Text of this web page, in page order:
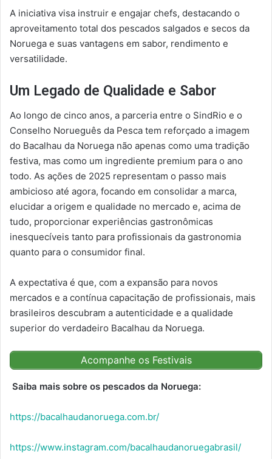
A iniciativa visa instruir e engajar chefs, destacando o
aproveitamento total dos pescados salgados e secos da
Noruega e suas vantagens em sabor, rendimento e
versatilidade.
Um Legado de Qualidade e Sabor
Ao longo de cinco anos, a parceria entre o SindRio e o
Conselho Norueguês da Pesca tem reforçado a imagem
do Bacalhau da Noruega não apenas como uma tradição
festiva, mas como um ingrediente premium para o ano
todo. As ações de 2025 representam o passo mais
ambicioso até agora, focando em consolidar a marca,
elucidar a origem e qualidade no mercado e, acima de
tudo, proporcionar experiências gastronômicas
inesquecíveis tanto para profissionais da gastronomia
quanto para o consumidor final.
A expectativa é que, com a expansão para novos
mercados e a contínua capacitação de profissionais, mais
brasileiros descubram a autenticidade e a qualidade
superior do verdadeiro Bacalhau da Noruega.
Acompanhe os Festivais
Saiba mais sobre os pescados da Noruega:
https://bacalhaudanoruega.com.br/
https://www.instagram.com/bacalhaudanoruegabrasil/